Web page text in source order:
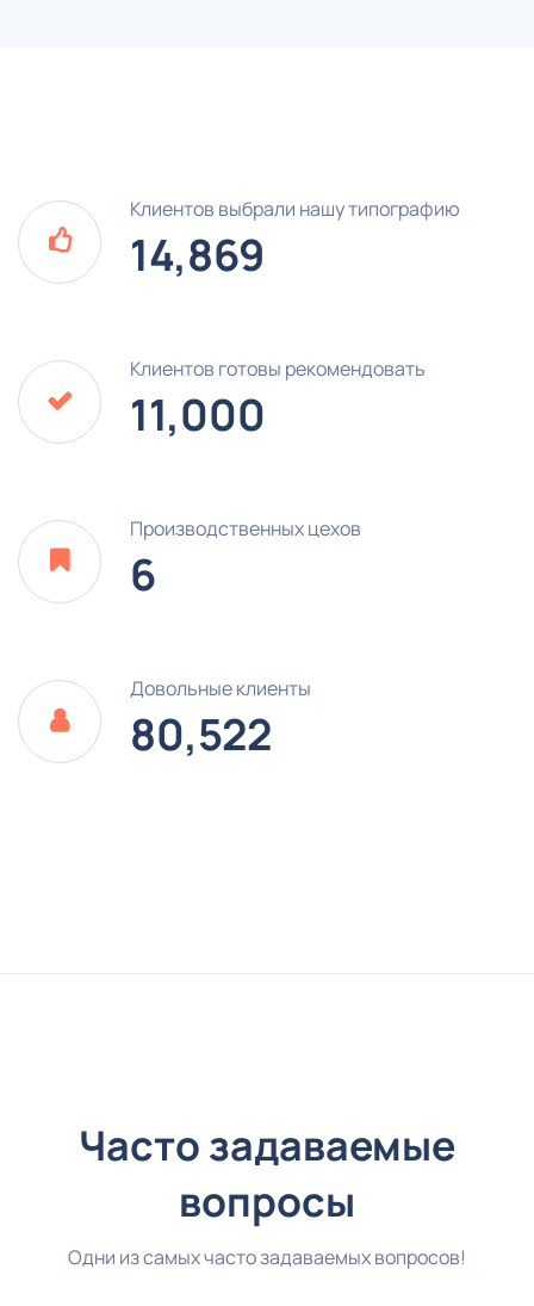
Клиентов выбрали нашу типографию
14,869
Клиентов готовы рекомендовать
11,000
Производственных цехов
6
Довольные клиенты
80,522
Часто задаваемые
вопросы
Одни из самых часто задаваемых вопросов!